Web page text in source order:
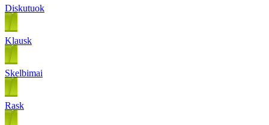
Diskutuok
Klausk
Skelbimai
Rask